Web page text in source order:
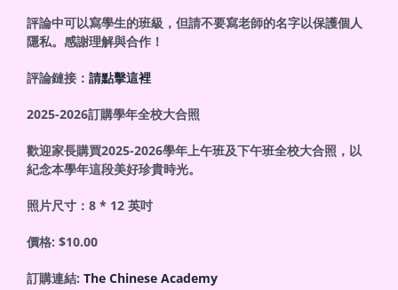
評論中可以寫學生的班級，但請不要寫老師的名字以保護個人
隱私。感謝理解與合作！
評論鏈接： 請點擊這裡
2025-2026訂購學年全校大合照
歡迎家長購買2025-2026學年上午班及下午班全校大合照，以
紀念本學年這段美好珍貴時光。
照片尺寸：8 * 12 英吋
價格: $10.00
訂購連結: The Chinese Academy